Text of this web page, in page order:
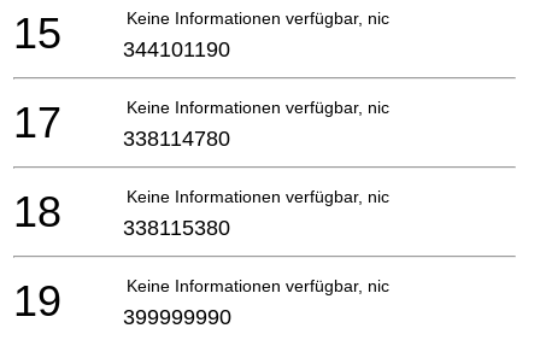
Keine Informationen verfügbar, nicht bestellbar
15 344101190
Keine Informationen verfügbar, nicht bestellbar
17 338114780
Keine Informationen verfügbar, nicht bestellbar
18 338115380
Keine Informationen verfügbar, nicht bestellbar
19 399999990